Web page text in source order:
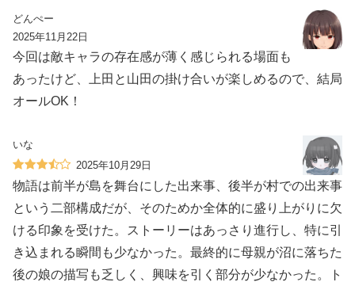
どんぺー
2025年11月22日
今回は敵キャラの存在感が薄く感じられる場面も
あったけど、上田と山田の掛け合いが楽しめるので、結局
オールOK！
いな
2025年10月29日
物語は前半が島を舞台にした出来事、後半が村での出来事
という二部構成だが、そのためか全体的に盛り上がりに欠
ける印象を受けた。ストーリーはあっさり進行し、特に引
き込まれる瞬間も少なかった。最終的に母親が沼に落ちた
後の娘の描写も乏しく、興味を引く部分が少なかった。ト